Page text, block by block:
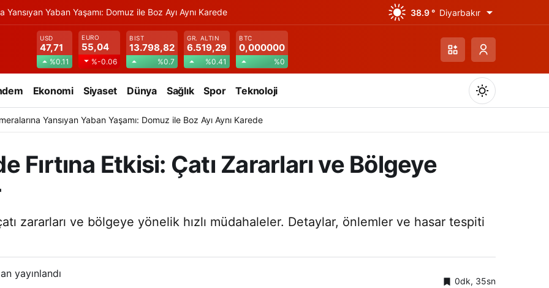
Yansıyan Yaban Yaşamı: Domuz ile Boz Ayı Aynı Karede 38.9 ° Diyarbakır
USD
47,71
%0.11
EURO
55,04
%-0.06
BIST
13.798,82
%0.7
GR. ALTIN
6.519,29
%0.41
BTC
0,000000
%0
Ekonomi Siyaset Dünya Sağlık Spor Teknoloji
Yansıyan Yaban Yaşamı: Domuz ile Boz Ayı Aynı Karede
Fırtına Etkisi: Çatı Zararları ve Bölgeye
zararları ve bölgeye yönelik hızlı müdahaleler. Detaylar, önlemler ve hasar tespiti
yayınlandı
0dk, 35sn